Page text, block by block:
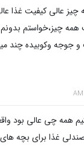
همه چیز،خواستم
همه چی عالی بود
غذا برای بچه